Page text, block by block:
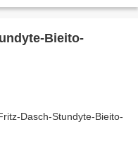
Bieito-